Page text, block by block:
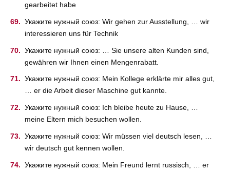
gearbeitet habe
Укажите нужный союз: Wir gehen zur Ausstellung, … wir
interessieren uns für Technik
Укажите нужный союз: … Sie unsere alten Kunden sind,
gewähren wir Ihnen einen Mengenrabatt.
Укажите нужный союз: Mein Kollege erklärte mir alles gut,
… er die Arbeit dieser Maschine gut kannte.
Укажите нужный союз: Ich bleibe heute zu Hause, …
meine Eltern mich besuchen wollen.
Укажите нужный союз: Wir müssen viel deutsch lesen, …
wir deutsch gut kennen wollen.
Укажите нужный союз: Mein Freund lernt russisch, … er